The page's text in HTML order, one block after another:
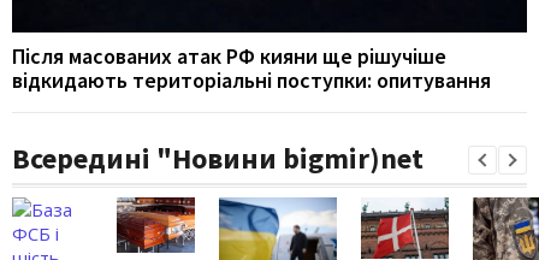
Після масованих атак РФ кияни ще рішучіше
відкидають територіальні поступки: опитування
Всередині "Новини bigmir)net